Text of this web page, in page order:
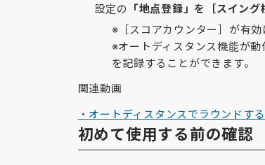
設定の 「地点登録」を［スイング
※［スコアカウンター］が有
※オートディスタンス機能が
を記録することができます。
関連動画
・オートディスタンスでラウンドする
初めて使用する前の確認